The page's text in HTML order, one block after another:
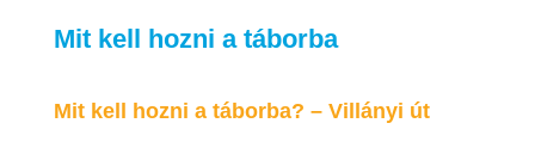
Mit kell hozni a táborba
Mit kell hozni a táborba? – Villányi út